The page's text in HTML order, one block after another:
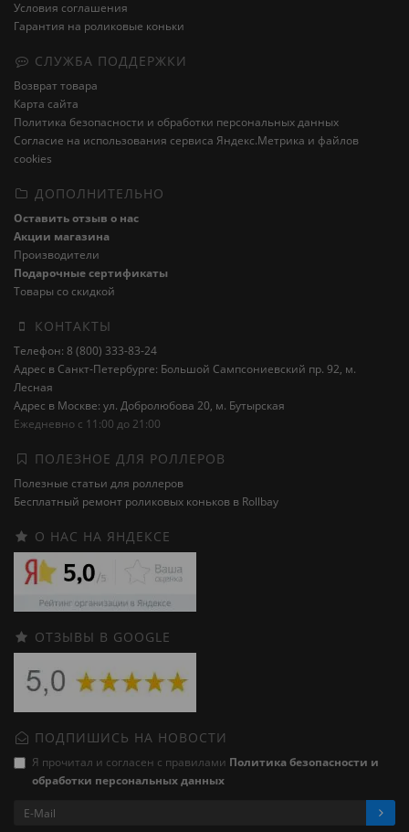
Условия соглашения
Гарантия на роликовые коньки
СЛУЖБА ПОДДЕРЖКИ
Возврат товара
Карта сайта
Политика безопасности и обработки персональных данных
Cогласие на использования сервиса Яндекс.Метрика и файлов
cookies
ДОПОЛНИТЕЛЬНО
Оставить отзыв о нас
Акции магазина
Производители
Подарочные сертификаты
Товары со скидкой
КОНТАКТЫ
Телефон: 8 (800) 333-83-24
Адрес в Санкт-Петербурге: Большой Сампсониевский пр. 92, м.
Лесная
Адрес в Москве: ул. Добролюбова 20, м. Бутырская
Ежедневно с 11:00 до 21:00
ПОЛЕЗНОЕ ДЛЯ РОЛЛЕРОВ
Полезные статьи для роллеров
Бесплатный ремонт роликовых коньков в Rollbay
О НАС НА ЯНДЕКСЕ
ОТЗЫВЫ В GOOGLE
ПОДПИШИСЬ НА НОВОСТИ
Я прочитал и согласен с правилами Политика безопасности и
обработки персональных данных